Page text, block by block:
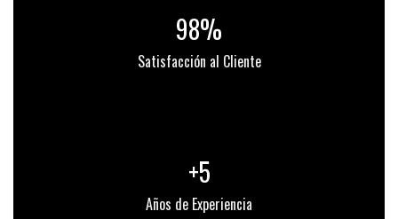
98%
Satisfacción al Cliente
+5
Años de Experiencia